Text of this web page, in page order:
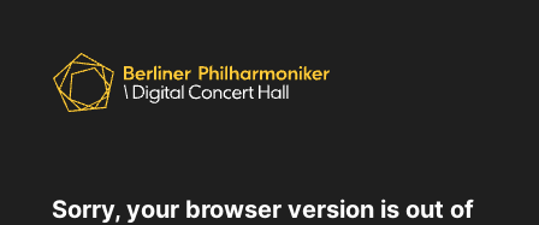
Sorry, your browser version is out of